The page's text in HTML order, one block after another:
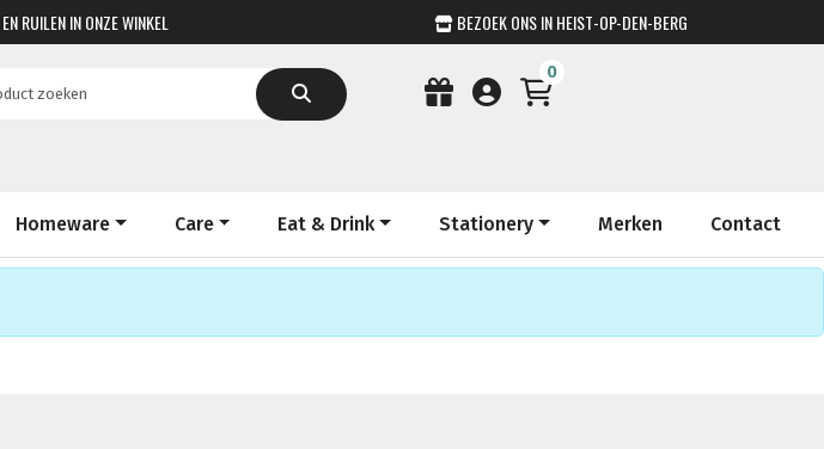
RUILEN IN ONZE WINKEL BEZOEK ONS IN HEIST-OP-DEN-BERG
0
Homeware Care Eat & Drink Stationery Merken Contact